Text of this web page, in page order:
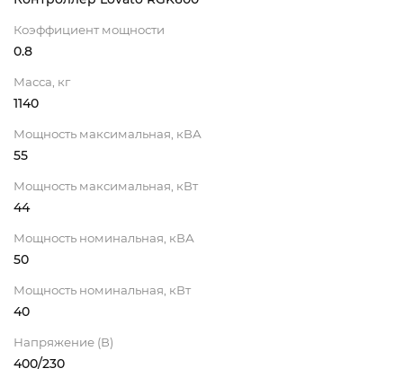
Коэффициент мощности
0.8
Масса, кг
1140
Мощность максимальная, кВА
55
Мощность максимальная, кВт
44
Мощность номинальная, кВА
50
Мощность номинальная, кВт
40
Напряжение (В)
400/230